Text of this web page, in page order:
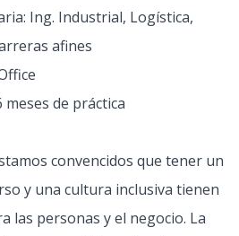
Ing. Industrial, Logística,
afines
de práctica
convencidos que tener un
y una cultura inclusiva tienen
las personas y el negocio. La